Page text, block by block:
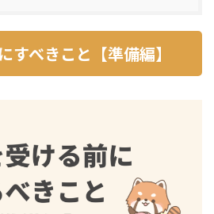
すべきこと【準備編】